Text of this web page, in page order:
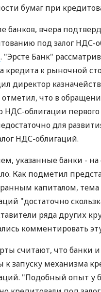
бумаг при
банков, вчера
под залог НДС-
. "Эрсте Банк"
кредита к рыночной
директор
отметил, что в
НДС-облигации
для
НДС-облигаций.
указанные банки -
Как подметил
капиталом,
"достаточно
ряда других
комментировать
считают, что банки
к запуску механизма
"Подобный опыт у